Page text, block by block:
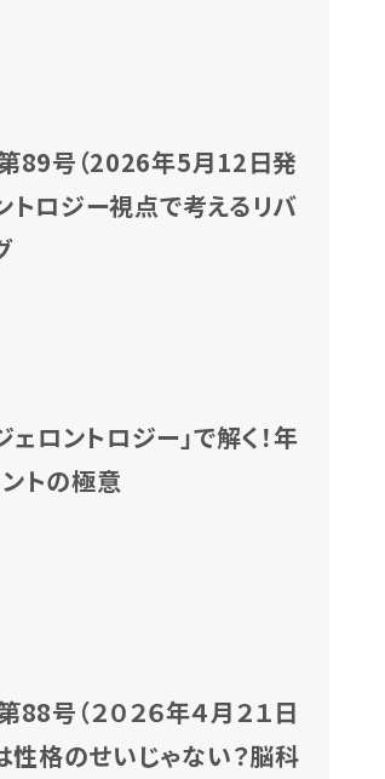
89号（2026年5月12日発
トロジー視点で考えるリバ
ロントロジー」で解く！年
トの極意
号（２０２６年４月２１日
性格のせいじゃない？脳科